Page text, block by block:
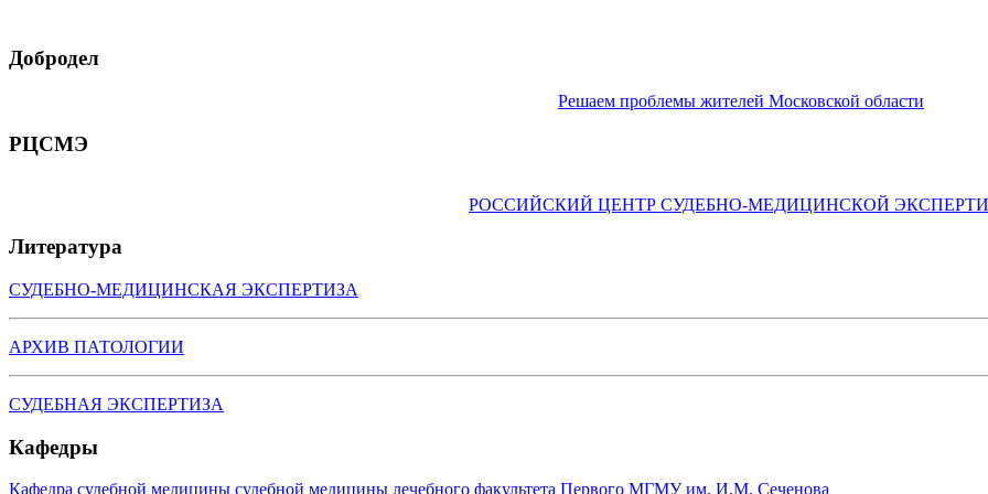
Добродел
Решаем проблемы жителей Московской области
РЦСМЭ
РОССИЙСКИЙ ЦЕНТР СУДЕБНО-МЕДИЦИНСКОЙ
Литература
СУДЕБНО-МЕДИЦИНСКАЯ ЭКСПЕРТИЗА
АРХИВ ПАТОЛОГИИ
СУДЕБНАЯ ЭКСПЕРТИЗА
Кафедры
Кафедра судебной медицины судебной медицины лечебного факультета Первого МГМУ им. И.М. Сеченова